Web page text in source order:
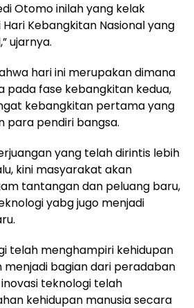
Otomo inilah yang kelak
Kebangkitan Nasional yang
ujarnya.
hari ini merupakan dimana
pada fase kebangkitan kedua,
kebangkitan pertama yang
para pendiri bangsa.
yang telah dirintis lebih
kini masyarakat akan
tantangan dan peluang baru,
yabg jugo menjadi
telah menghampiri kehidupan
bagian dari peradaban
teknologi telah
kehidupan manusia secara